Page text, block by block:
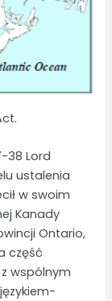
38 Lord
ustalenia
w swoim
Kanady
Ontario,
część
wspólnym